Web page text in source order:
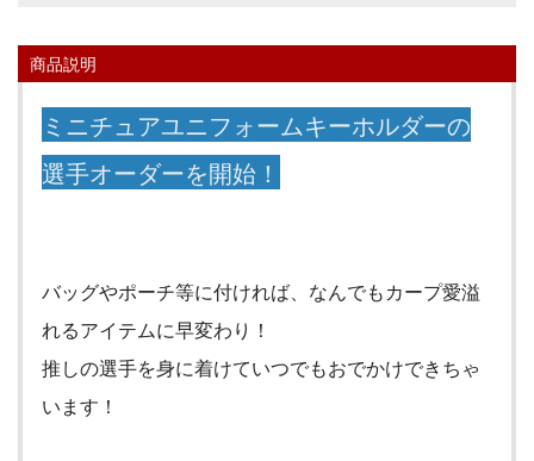
商品説明
ミニチュアユニフォームキーホルダーの
選手オーダーを開始！
バッグやポーチ等に付ければ、なんでもカープ愛溢
れるアイテムに早変わり！
推しの選手を身に着けていつでもおでかけできちゃ
います！